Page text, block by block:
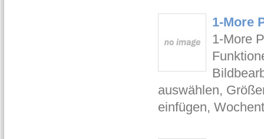
1-More
1-More
auswählen,
einfügen,